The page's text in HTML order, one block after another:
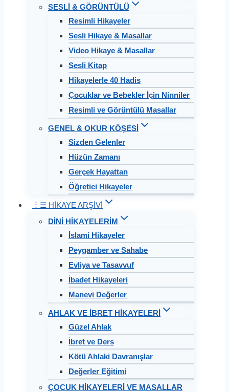
SESLİ & GÖRÜNTÜLÜ
Resimli Hikayeler
Sesli Hikaye & Masallar
Video Hikaye & Masallar
Sesli Kitap
Hikayelerle 40 Hadis
Çocuklar ve Bebekler İçin Ninniler
Resimli ve Görüntülü Masallar
GENEL & OKUR KÖŞESİ
Sizden Gelenler
Hüzün Zamanı
Gerçek Hayattan
Öğretici Hikayeler
︙☰ HİKAYE ARŞİVİ
DİNİ HİKAYELERİM
İslami Hikayeler
Peygamber ve Sahabe
Evliya ve Tasavvuf
İbadet Hikayeleri
Manevi Değerler
AHLAK VE İBRET HİKAYELERİ
Güzel Ahlak
İbret ve Ders
Kötü Ahlaki Davranışlar
Değerler Eğitimi
ÇOCUK HİKAYELERİ VE MASALLAR